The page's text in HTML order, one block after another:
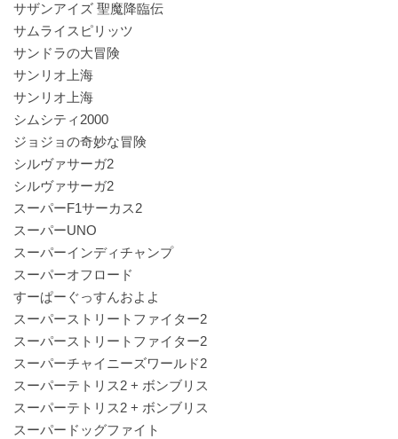
サザンアイズ 聖魔降臨伝
サムライスピリッツ
サンドラの大冒険
サンリオ上海
サンリオ上海
シムシティ2000
ジョジョの奇妙な冒険
シルヴァサーガ2
シルヴァサーガ2
スーパーF1サーカス2
スーパーUNO
スーパーインディチャンプ
スーパーオフロード
すーぱーぐっすんおよよ
スーパーストリートファイター2
スーパーストリートファイター2
スーパーチャイニーズワールド2
スーパーテトリス2 + ボンブリス
スーパーテトリス2 + ボンブリス
スーパードッグファイト